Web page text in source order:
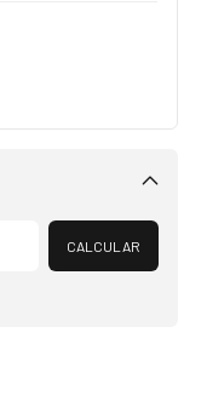
Alterar CEP
CALCULAR